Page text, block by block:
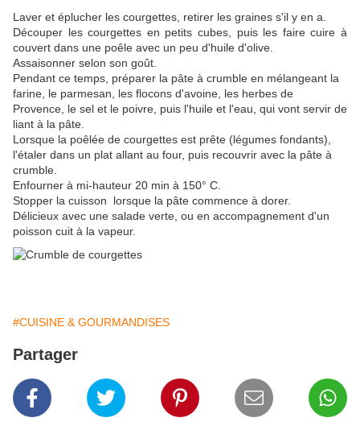
Laver et éplucher les courgettes, retirer les graines s'il y en a.
Découper les courgettes en petits cubes, puis les faire cuire à
couvert dans une poêle avec un peu d'huile d'olive.
Assaisonner selon son goût.
Pendant ce temps, préparer la pâte à crumble en mélangeant la
farine, le parmesan, les flocons d'avoine, les herbes de
Provence, le sel et le poivre, puis l'huile et l'eau, qui vont servir de
liant à la pâte.
Lorsque la poêlée de courgettes est prête (légumes fondants),
l'étaler dans un plat allant au four, puis recouvrir avec la pâte à
crumble.
Enfourner à mi-hauteur 20 min à 150° C.
Stopper la cuisson lorsque la pâte commence à dorer.
Délicieux avec une salade verte, ou en accompagnement d'un
poisson cuit à la vapeur.
#CUISINE & GOURMANDISES
Partager